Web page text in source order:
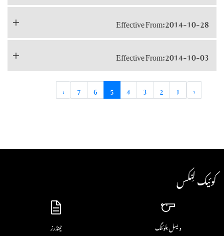
Effective From:2014-10-28
Effective From:2014-10-03
‹
1
2
3
4
5
6
7
›
کوئیک لِنکس
ویسل بلوئنگ ٹینڈرز